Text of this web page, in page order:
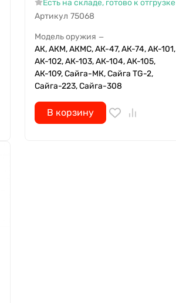
Есть на складе, готово к отгрузке
Артикул 75068
Модель оружия —
АК, АКМ, АКМС, АК-47, АК-74, АК-101,
АК-102, АК-103, АК-104, АК-105,
АК-109, Сайга-МК, Сайга TG-2,
Сайга-223, Сайга-308
В корзину